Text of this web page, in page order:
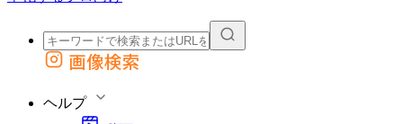
外部サイトの商品をカートに追加
画像検索
ヘルプ